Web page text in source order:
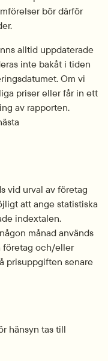
bör därför
alltid uppdaterade
inte bakåt i tiden
Om vi
priser eller får in ett
av rapporten.
vid urval av företag
att ange statistiska
indextalen.
månad används
företag och/eller
prisuppgiften senare
hänsyn tas till